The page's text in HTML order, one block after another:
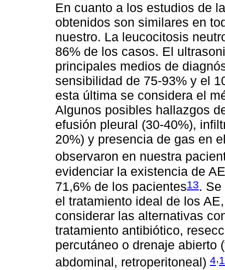
En cuanto a los estudios de
obtenidos son similares en
nuestro. La leucocitosis
86% de los casos. El
principales medios de
sensibilidad de 75-93% y el
esta última se considera el
Algunos posibles hallazgos
efusión pleural (30-40%),
20%) y presencia de gas en
observaron en nuestra
evidenciar la existencia de
71,6% de los pacientes13.
el tratamiento ideal de los
considerar las alternativas
tratamiento antibiótico,
percutáneo o drenaje abierto
abdominal, retroperitoneal) 4,